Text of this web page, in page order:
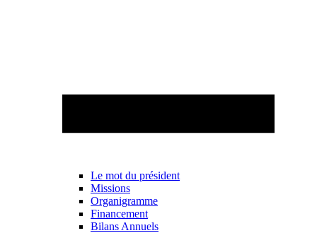
Le mot du président
Missions
Organigramme
Financement
Bilans Annuels